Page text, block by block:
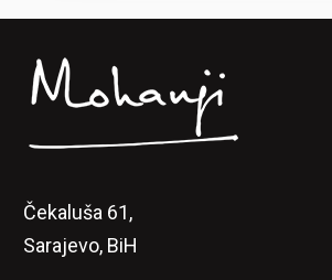
Čekaluša 61,
Sarajevo, BiH